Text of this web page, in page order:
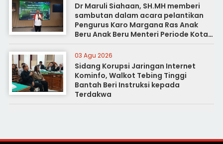
Dr Maruli Siahaan, SH.MH memberi
sambutan dalam acara pelantikan
Pengurus Karo Margana Ras Anak
Beru Anak Beru Menteri Periode Kota
Medan
03 Agu 2026
Sidang Korupsi Jaringan Internet
Kominfo, Walkot Tebing Tinggi
Bantah Beri Instruksi kepada
Terdakwa